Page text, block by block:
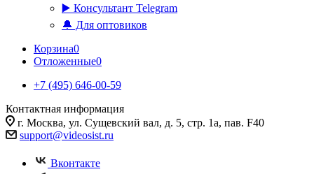
▶️ Консультант Telegram
🔔 Для оптовиков
Корзина0
Отложенные0
+7 (495) 646-00-59
Контактная информация
г. Москва, ул. Сущевский вал, д. 5, стр. 1а, пав. F40
support@videosist.ru
Вконтакте